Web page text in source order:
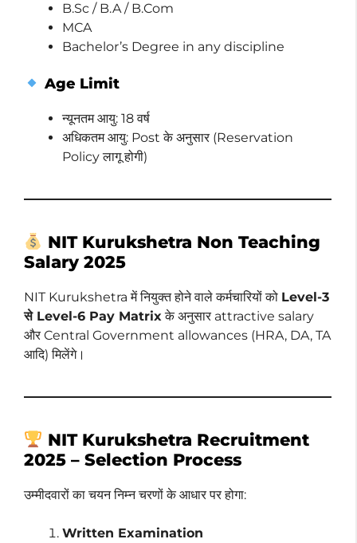
B.Sc / B.A / B.Com
MCA
Bachelor’s Degree in any discipline
Age Limit
न्यूनतम आयु: 18 वर्ष
अधिकतम आयु: Post के अनुसार (Reservation
Policy लागू होगी)
NIT Kurukshetra Non Teaching
Salary 2025
NIT Kurukshetra में नियुक्त होने वाले कर्मचारियों को Level-3
से Level-6 Pay Matrix के अनुसार attractive salary
और Central Government allowances (HRA, DA, TA
आदि) मिलेंगे।
NIT Kurukshetra Recruitment
2025 – Selection Process
उम्मीदवारों का चयन निम्न चरणों के आधार पर होगा:
Written Examination